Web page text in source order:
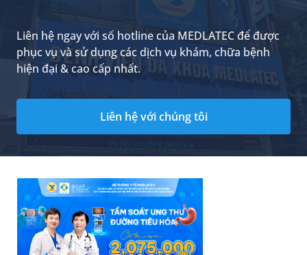
Liên hệ ngay với số hotline của MEDLATEC để được
phục vụ và sử dụng các dịch vụ khám, chữa bệnh
hiện đại & cao cấp nhất.
Liên hệ với chúng tôi